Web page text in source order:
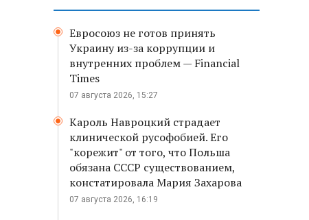
Евросоюз не готов принять
Украину из-за коррупции и
внутренних проблем — Financial
Times
07 августа 2026, 15:27
Кароль Навроцкий страдает
клинической русофобией. Его
"корежит" от того, что Польша
обязана СССР существованием,
констатировала Мария Захарова
07 августа 2026, 16:19